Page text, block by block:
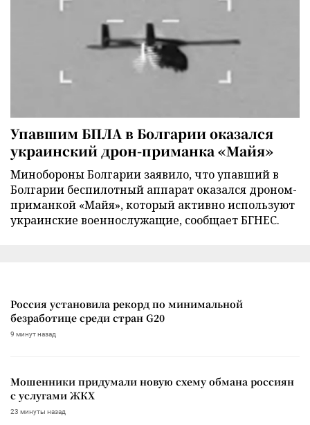
Упавшим БПЛА в Болгарии оказался
украинский дрон-приманка «Майя»
Минобороны Болгарии заявило, что упавший в
Болгарии беспилотный аппарат оказался дроном-
приманкой «Майя», который активно используют
украинские военнослужащие, сообщает БГНЕС.
Россия установила рекорд по минимальной
безработице среди стран G20
9 минут назад
Мошенники придумали новую схему обмана россиян
с услугами ЖКХ
23 минуты назад